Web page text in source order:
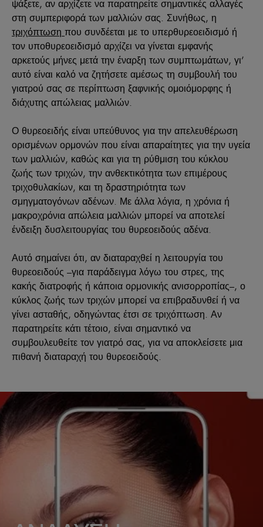
ψάξετε, αν αρχίζετε να παρατηρείτε σημαντικές αλλαγές
στη συμπεριφορά των μαλλιών σας. Συνήθως, η
τριχόπτωση που συνδέεται με το υπερθυρεοειδισμό ή
τον υποθυρεοειδισμό αρχίζει να γίνεται εμφανής
αρκετούς μήνες μετά την έναρξη των συμπτωμάτων, γι’
αυτό είναι καλό να ζητήσετε αμέσως τη συμβουλή του
γιατρού σας σε περίπτωση ξαφνικής ομοιόμορφης ή
διάχυτης απώλειας μαλλιών.
Ο θυρεοειδής είναι υπεύθυνος για την απελευθέρωση
ορισμένων ορμονών που είναι απαραίτητες για την υγεία
των μαλλιών, καθώς και για τη ρύθμιση του κύκλου
ζωής των τριχών, την ανθεκτικότητα των επιμέρους
τριχοθυλακίων, και τη δραστηριότητα των
σμηγματογόνων αδένων. Με άλλα λόγια, η χρόνια ή
μακροχρόνια απώλεια μαλλιών μπορεί να αποτελεί
ένδειξη δυσλειτουργίας του θυρεοειδούς αδένα.
Αυτό σημαίνει ότι, αν διαταραχθεί η λειτουργία του
θυρεοειδούς –για παράδειγμα λόγω του στρες, της
κακής διατροφής ή κάποια ορμονικής ανισορροπίας–, ο
κύκλος ζωής των τριχών μπορεί να επιβραδυνθεί ή να
γίνει ασταθής, οδηγώντας έτσι σε τριχόπτωση. Αν
παρατηρείτε κάτι τέτοιο, είναι σημαντικό να
συμβουλευθείτε τον γιατρό σας, για να αποκλείσετε μια
πιθανή διαταραχή του θυρεοειδούς.